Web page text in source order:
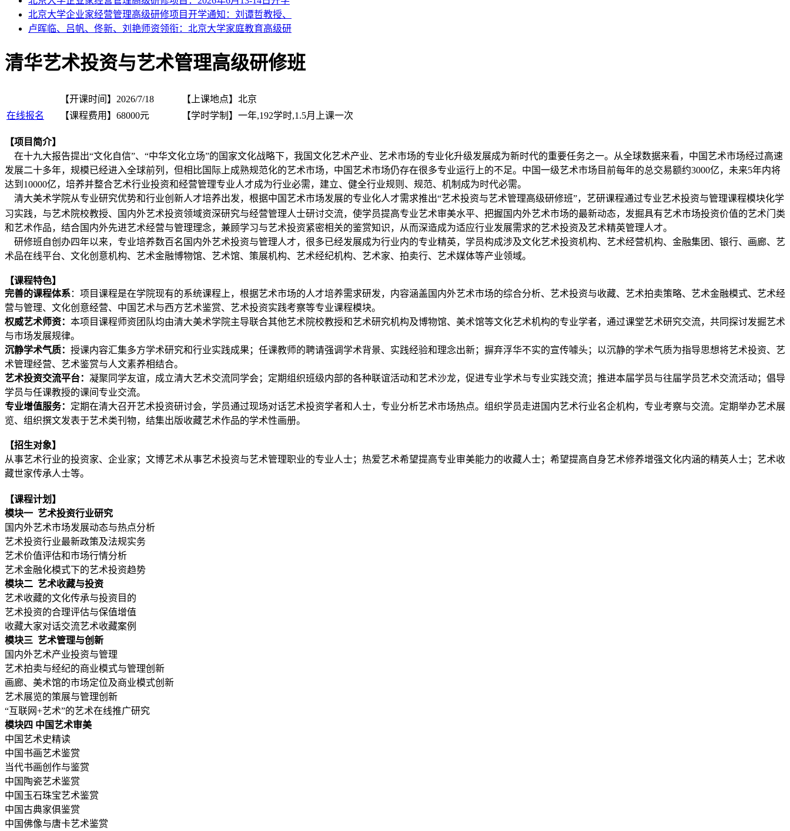
北京大学企业家经营管理高级研修项目开学通知：刘谭哲教授、
卢晖临、吕帆、佟新、刘艳师资领衔：北京大学家庭教育高级研
清华艺术投资与艺术管理高级研修班
【开课时间】 2026/7/18 【上课地点】 北京
在线报名
【课程费用】 68000元 【学时学制】 一年,192学时,1.5月上课一次
【项目简介】
在十九大报告提出“文化自信”、“中华文化立场”的国家文化战略下，我国文化艺术产业、艺术市场的专业化升级发展成为新时代的重要任务之一。从全球数据来看，中国艺术市场经过高速
发展二十多年，规模已经进入全球前列，但相比国际上成熟规范化的艺术市场，中国艺术市场仍存在很多专业运行上的不足。中国一级艺术市场目前每年的总交易额约3000亿，未来5年内将
达到10000亿，培养并整合艺术行业投资和经营管理专业人才成为行业必需，建立、健全行业规则、规范、机制成为时代必需。
清大美术学院从专业研究优势和行业创新人才培养出发，根据中国艺术市场发展的专业化人才需求推出“艺术投资与艺术管理高级研修班”，艺研课程通过专业艺术投资与管理课程模块化学
习实践，与艺术院校教授、国内外艺术投资领域资深研究与经营管理人士研讨交流，使学员提高专业艺术审美水平、把握国内外艺术市场的最新动态，发掘具有艺术市场投资价值的艺术门类
和艺术作品，结合国内外先进艺术经营与管理理念，兼顾学习与艺术投资紧密相关的鉴赏知识，从而深造成为适应行业发展需求的艺术投资及艺术精英管理人才。
研修班自创办四年以来，专业培养数百名国内外艺术投资与管理人才，很多已经发展成为行业内的专业精英，学员构成涉及文化艺术投资机构、艺术经营机构、金融集团、银行、画廊、艺
术品在线平台、文化创意机构、艺术金融博物馆、艺术馆、策展机构、艺术经纪机构、艺术家、拍卖行、艺术媒体等产业领域。
【课程特色】
完善的课程体系：项目课程是在学院现有的系统课程上，根据艺术市场的人才培养需求研发，内容涵盖国内外艺术市场的综合分析、艺术投资与收藏、艺术拍卖策略、艺术金融模式、艺术经
营与管理、文化创意经营、中国艺术与西方艺术鉴赏、艺术投资实践考察等专业课程模块。
权威艺术师资： 本项目课程师资团队均由清大美术学院主导联合其他艺术院校教授和艺术研究机构及博物馆、美术馆等文化艺术机构的专业学者，通过课堂艺术研究交流，共同探讨发掘艺术
与市场发展规律。
沉静学术气质： 授课内容汇集多方学术研究和行业实践成果；任课教师的聘请强调学术背景、实践经验和理念出新；摒弃浮华不实的宣传噱头；以沉静的学术气质为指导思想将艺术投资、艺
术管理经营、艺术鉴赏与人文素养相结合。
艺术投资交流平台： 凝聚同学友谊，成立清大艺术交流同学会；定期组织班级内部的各种联谊活动和艺术沙龙，促进专业学术与专业实践交流；推进本届学员与往届学员艺术交流活动；倡导
学员与任课教授的课间专业交流。
专业增值服务： 定期在清大召开艺术投资研讨会，学员通过现场对话艺术投资学者和人士，专业分析艺术市场热点。组织学员走进国内艺术行业名企机构，专业考察与交流。定期举办艺术展
览、组织撰文发表于艺术类刊物，结集出版收藏艺术作品的学术性画册。
【招生对象】
从事艺术行业的投资家、企业家；文博艺术从事艺术投资与艺术管理职业的专业人士；热爱艺术希望提高专业审美能力的收藏人士；希望提高自身艺术修养增强文化内涵的精英人士；艺术收
藏世家传承人士等。
【课程计划】
模块一 艺术投资行业研究
国内外艺术市场发展动态与热点分析
艺术投资行业最新政策及法规实务
艺术价值评估和市场行情分析
艺术金融化模式下的艺术投资趋势
模块二 艺术收藏与投资
艺术收藏的文化传承与投资目的
艺术投资的合理评估与保值增值
收藏大家对话交流艺术收藏案例
模块三 艺术管理与创新
国内外艺术产业投资与管理
艺术拍卖与经纪的商业模式与管理创新
画廊、美术馆的市场定位及商业模式创新
艺术展览的策展与管理创新
“互联网+艺术”的艺术在线推广研究
模块四 中国艺术审美
中国艺术史精读
中国书画艺术鉴赏
当代书画创作与鉴赏
中国陶瓷艺术鉴赏
中国玉石珠宝艺术鉴赏
中国古典家俱鉴赏
中国佛像与唐卡艺术鉴赏